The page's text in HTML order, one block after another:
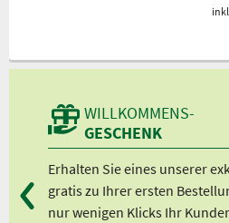
WILLKOMMENS-
GESCHENK
Erhalten Sie eines unserer
gratis zu Ihrer ersten
nur wenigen Klicks Ihr